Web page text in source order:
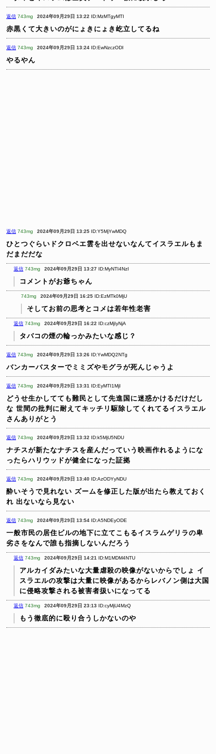
返信 743mg 2024年09月29日 13:22 ID:MzMTgyMTI
赤黒くて大きいのがにょきにょき屹立してるね
返信 743mg 2024年09月29日 13:24 ID:EwNzczODI
やるやん
返信 743mg 2024年09月29日 13:25 ID:Y5MjYwMDQ
ひとつぐらいドクロベエ雲を出せないなんてイスラエルもま
だまだだな
返信 743mg 2024年09月29日 13:27 ID:MyNTI4NzI
コメントがお爺ちゃん
743mg 2024年09月29日 16:25 ID:EzMTk0MjU
そしてお前の思考とコメは若年性老害
返信 743mg 2024年09月29日 16:22 ID:czMjIyNjA
タバコの煙の輪っかみたいな感じ？
返信 743mg 2024年09月29日 13:26 ID:YwMDQ2NTg
バンカーバスターでミミズやモグラが死んじゃうよ
返信 743mg 2024年09月29日 13:31 ID:EyMTI1MjI
どうせ生かしてても難民として先進国に迷惑かけるだけだし
な 世間の批判に耐えてキッチリ駆除してくれてるイスラエル
さんありがとう
返信 743mg 2024年09月29日 13:32 ID:k5MjU5NDU
ナチスが新たなナチスを産んだっていう映画作れるようにな
ったらハリウッドが健全になった証拠
返信 743mg 2024年09月29日 13:40 ID:AzODYyNDU
酔いそうで見れない ズームを修正した版が出たら教えておく
れ 出ないなら見ない
返信 743mg 2024年09月29日 13:54 ID:A5NDEyODE
一般市民の居住ビルの地下に立てこもるイスラムゲリラの卑
劣さをなんで誰も指摘しないんだろう
返信 743mg 2024年09月29日 14:21 ID:M1MDM4NTU
アルカイダみたいな大量虐殺の映像がないからでしょ イ
スラエルの攻撃は大量に映像があるからレバノン側は大国
に侵略攻撃される被害者扱いになってる
返信 743mg 2024年09月29日 23:13 ID:cyMjU4MzQ
もう徹底的に殴り合うしかないのや